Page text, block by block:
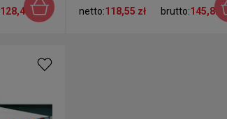
128,46 zł netto:118,55 zł brutto:145,82 zł